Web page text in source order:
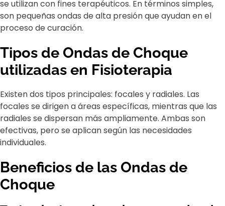
se utilizan con fines terapéuticos. En términos simples,
son pequeñas ondas de alta presión que ayudan en el
proceso de curación.
Tipos de Ondas de Choque
utilizadas en Fisioterapia
Existen dos tipos principales: focales y radiales. Las
focales se dirigen a áreas específicas, mientras que las
radiales se dispersan más ampliamente. Ambas son
efectivas, pero se aplican según las necesidades
individuales.
Beneficios de las Ondas de
Choque